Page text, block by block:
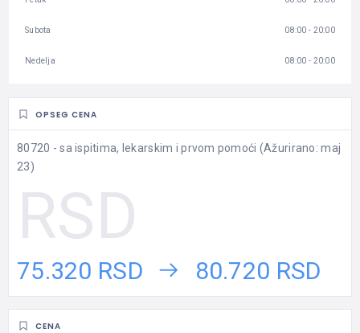
Subota 08:00 - 20:00
Nedelja 08:00 - 20:00
OPSEG CENA
80720 - sa ispitima, lekarskim i prvom pomoći (Ažurirano: maj
23)
75.320 RSD 80.720 RSD
CENA